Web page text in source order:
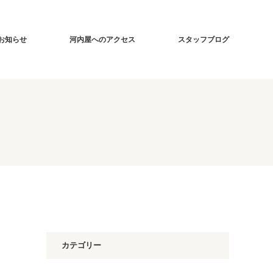
知らせ 河内屋へのアクセス スタッフブログ
カテゴリー